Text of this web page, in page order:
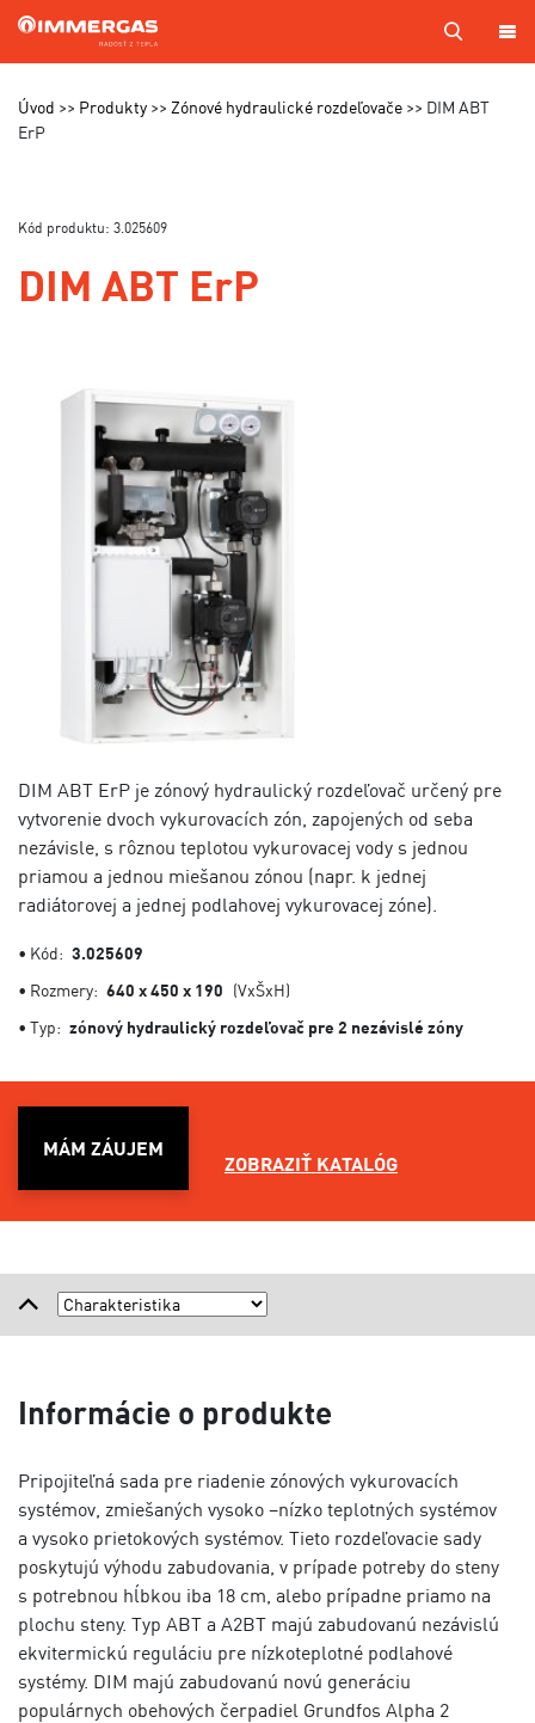
PRODUKTY
CENNÍKY
TECHNIKOV
Úvod Produkty Zónové hydraulické rozdeľovače
DIM ABT
ErP
Kód produktu: 3.025609
DIM ABT ErP
DIM ABT ErP je zónový hydraulický rozdeľovač určený pre
vytvorenie dvoch vykurovacích zón, zapojených od seba
nezávisle, s rôznou teplotou vykurovacej vody s jednou
priamou a jednou miešanou zónou (napr. k jednej
radiátorovej a jednej podlahovej vykurovacej zóne).
• Kód: 3.025609
• Rozmery: 640 x 450 x 190 (VxŠxH)
• Typ: zónový hydraulický rozdeľovač pre 2 nezávislé zóny
MÁM ZÁUJEM
ZOBRAZIŤ KATALÓG
Informácie o produkte
Pripojiteľná sada pre riadenie zónových vykurovacích
systémov, zmiešaných vysoko –nízko teplotných systémov
a vysoko prietokových systémov. Tieto rozdeľovacie sady
poskytujú výhodu zabudovania, v prípade potreby do steny
s potrebnou hĺbkou iba 18 cm, alebo prípadne priamo na
plochu steny. Typ ABT a A2BT majú zabudovanú nezávislú
ekvitermickú reguláciu pre nízkoteplotné podlahové
systémy. DIM majú zabudovanú novú generáciu
populárnych obehových čerpadiel Grundfos Alpha 2